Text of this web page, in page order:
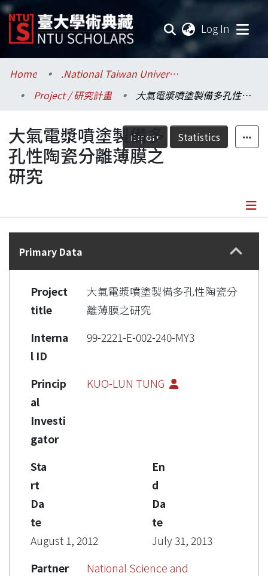
Log In
Communities & Collections
Research Outputs
Fundings & Projects
Researchers
Statistics
Home
.National Taiwan University / 國立臺灣大學
Project / 研究計畫
大氣電漿噴塗製備多孔性陶瓷分離薄膜之研究
Export Statistics
大氣電漿噴塗製備多
孔性陶瓷分離薄膜之
研究
Details
Primary Data
Project
title
大氣電漿噴塗製備多孔性陶瓷分
離薄膜之研究
Interna
l ID
99-2221-E-002-240-MY3
Princip
al
Investi
gator
KUO-LUN TUNG
Sta
rt
Da
te
August 1, 2012
En
d
Da
te
July 31, 2013
Partner
National Science and